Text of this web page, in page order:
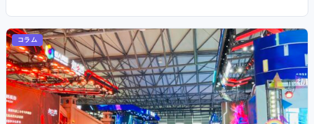
コラム